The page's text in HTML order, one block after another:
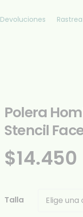
Devoluciones
Polera
Stencil
$14.450
Talla